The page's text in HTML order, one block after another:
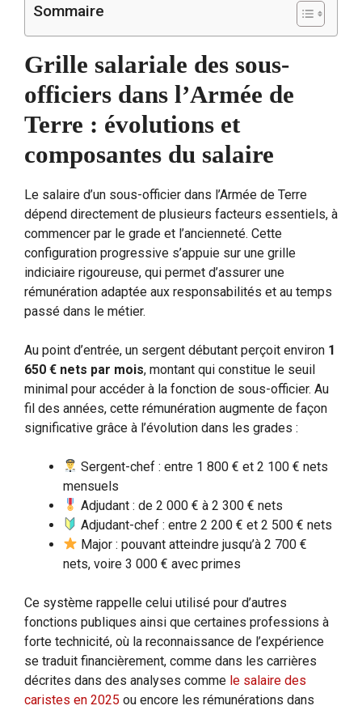
Sommaire
Grille salariale des sous-
officiers dans l’Armée de
Terre : évolutions et
composantes du salaire
Le salaire d’un sous-officier dans l’Armée de Terre
dépend directement de plusieurs facteurs essentiels, à
commencer par le grade et l’ancienneté. Cette
configuration progressive s’appuie sur une grille
indiciaire rigoureuse, qui permet d’assurer une
rémunération adaptée aux responsabilités et au temps
passé dans le métier.
Au point d’entrée, un sergent débutant perçoit environ 1
650 € nets par mois, montant qui constitue le seuil
minimal pour accéder à la fonction de sous-officier. Au
fil des années, cette rémunération augmente de façon
significative grâce à l’évolution dans les grades :
Sergent-chef : entre 1 800 € et 2 100 € nets
mensuels
Adjudant : de 2 000 € à 2 300 € nets
Adjudant-chef : entre 2 200 € et 2 500 € nets
Major : pouvant atteindre jusqu’à 2 700 €
nets, voire 3 000 € avec primes
Ce système rappelle celui utilisé pour d’autres
fonctions publiques ainsi que certaines professions à
forte technicité, où la reconnaissance de l’expérience
se traduit financièrement, comme dans les carrières
décrites dans des analyses comme le salaire des
caristes en 2025 ou encore les rémunérations dans